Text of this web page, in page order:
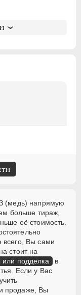
(медь) напрямую
больше тираж,
её стоимость.
всего, Вы сами
стоит на
или подделка в
Если у Вас
продаже, Вы